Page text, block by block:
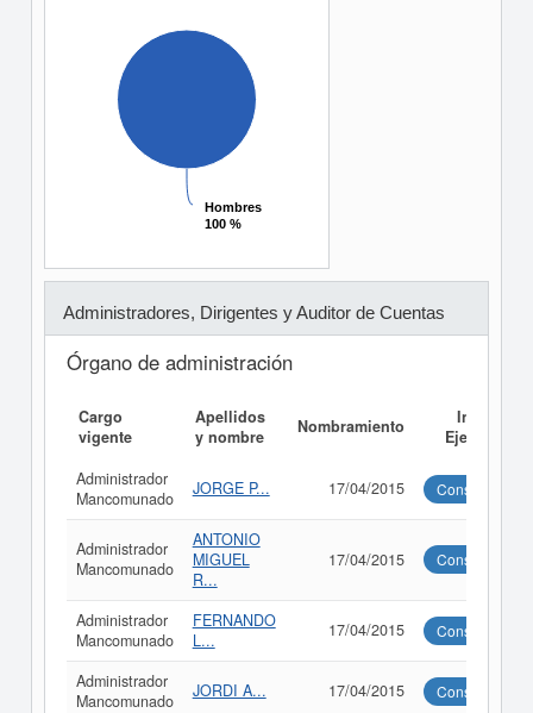
Hombres
100 %
Hombres
100 %
Administradores, Dirigentes y Auditor de Cuentas
Órgano de administración
Cargo
vigente
Apellidos
y nombre
Nombramiento
Informe
Ejecutivo
Administrador
Mancomunado
JORGE P... 17/04/2015 Consultar
Administrador
Mancomunado
ANTONIO
MIGUEL
R...
17/04/2015 Consultar
Administrador
Mancomunado
FERNANDO
L...
17/04/2015 Consultar
Administrador
Mancomunado
JORDI A... 17/04/2015 Consultar